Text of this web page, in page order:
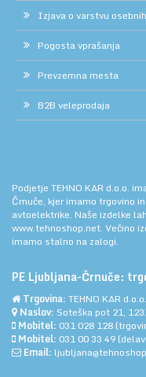
Izjava o varstvu
Pogosta vprašanja
Prevzemna mesta
B2B veleprodaja
Podjetje TEHNO KAR d.o.o.
Črnuče, kjer imamo trgovino
avtoelektrike. Naše izdelke
www.tehnoshop.net. Večino
imamo stalno na zalogi.
PE Ljubljana-Črnuče:
Trgovina: TEHNO KAR d.o.o.
Naslov: Soteška pot 21,
Mobitel: 031 028 128
Mobitel: 031 00 33 49
Email: